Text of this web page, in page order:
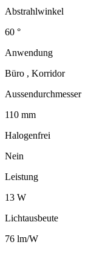
Abstrahlwinkel
60 °
Anwendung
Büro , Korridor
Aussendurchmesser
110 mm
Halogenfrei
Nein
Leistung
13 W
Lichtausbeute
76 lm/W